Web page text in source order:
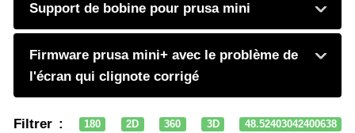
Support de bobine pour prusa mini
Firmware prusa mini+ avec le problème de
l'écran qui clignote corrigé
Filtrer : 180 2D 360 3D
48.52403042400638